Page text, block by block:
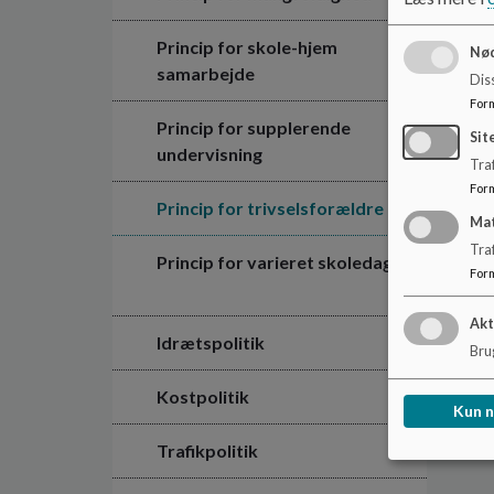
Princip for skole-hjem
samarbejde
Princip for supplerende
undervisning
Princip for trivselsforældre
Princip for varieret skoledag
Idrætspolitik
Kostpolitik
Trafikpolitik
Kun